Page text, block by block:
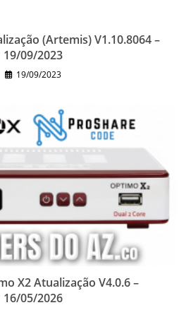
(Artemis) V1.10.8064 –
19/09/2023
19/09/2023
X2 Atualização V4.0.6 –
16/05/2026